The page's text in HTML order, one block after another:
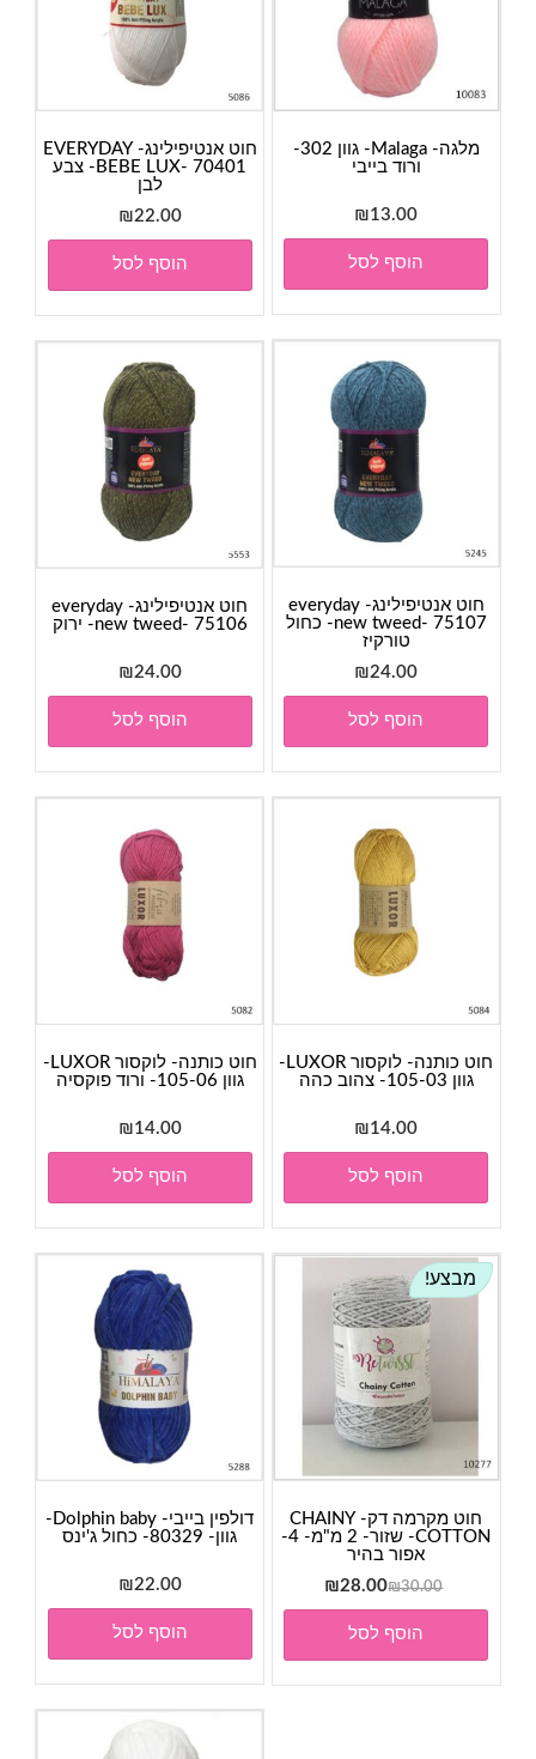
מלגה- Malaga- גוון 302-
ורוד בייבי
₪13.00
הוסף לסל
חוט אנטיפילינג- EVERYDAY
BEBE LUX- 70401- צבע
לבן
₪22.00
הוסף לסל
חוט אנטיפילינג- everyday
new tweed- 75107- כחול
טורקיז
₪24.00
הוסף לסל
חוט אנטיפילינג- everyday
new tweed- 75106- ירוק
₪24.00
הוסף לסל
חוט כותנה- לוקסור LUXOR-
גוון 105-03- צהוב כהה
₪14.00
הוסף לסל
חוט כותנה- לוקסור LUXOR-
גוון 105-06- ורוד פוקסיה
₪14.00
הוסף לסל
מבצע!
חוט מקרמה דק- CHAINY
COTTON- שזור- 2 מ"מ- 4-
אפור בהיר
₪30.00
המחיר
המקורי
היה:
₪30.00.
₪28.00
המחיר
הנוכחי
₪28.00.
הוסף לסל
דולפין בייבי- Dolphin baby-
גוון- 80329- כחול ג'ינס
₪22.00
הוסף לסל